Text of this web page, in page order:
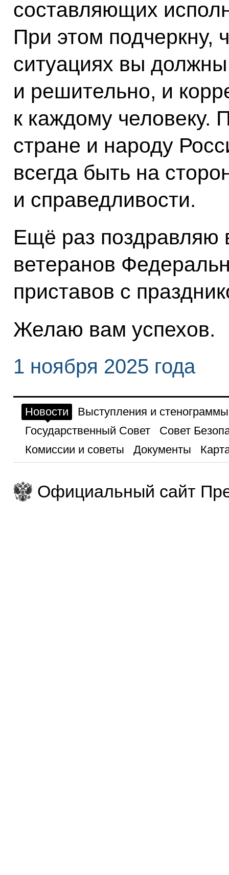
составляющих
При этом подчеркну,
ситуациях вы
и решительно, и
к каждому человеку.
стране и народу
всегда быть на
и справедливости.
Ещё раз поздравляю
ветеранов
приставов с
Желаю вам успехов.
1 ноября 2025 года
Новости
Выступления и стенограммы
Государственный Совет
Совет
Комиссии и советы
Документы
Официальный сайт